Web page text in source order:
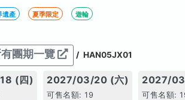
遺產 夏季限定 遊輪
有團期一覽 / HAN05JX01
(四) 2027/03/20 (六)
可售名額: 19
2027/
可售名額: